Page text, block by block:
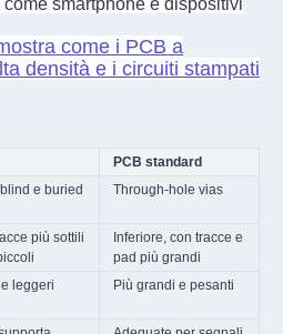
come i PCB a
densità e i circuiti stampati
PCB standard
e buried
Through-hole vias
più sottili
Inferiore, con tracce e
pad più grandi
leggeri Più grandi e pesanti